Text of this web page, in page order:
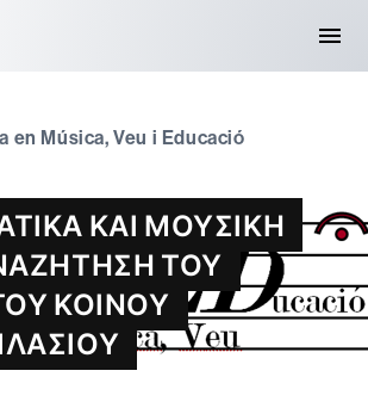
en Música, Veu i Educació
ΚΑΙ ΜΟΥΣΙΚΗ
ΤΟΥ
ΚΟΙΝΟΥ